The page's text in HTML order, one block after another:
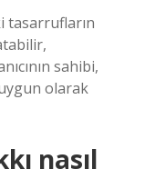
tasarrufların
sahibi,
olarak
nasıl